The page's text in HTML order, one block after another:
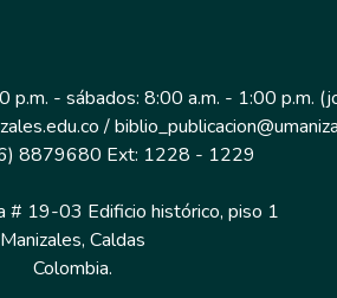
p.m. - sábados: 8:00 a.m. - 1:00 p.m.
/
8879680 Ext: 1228 - 1229
# 19-03 Edificio histórico, piso 1
Manizales, Caldas
Colombia.